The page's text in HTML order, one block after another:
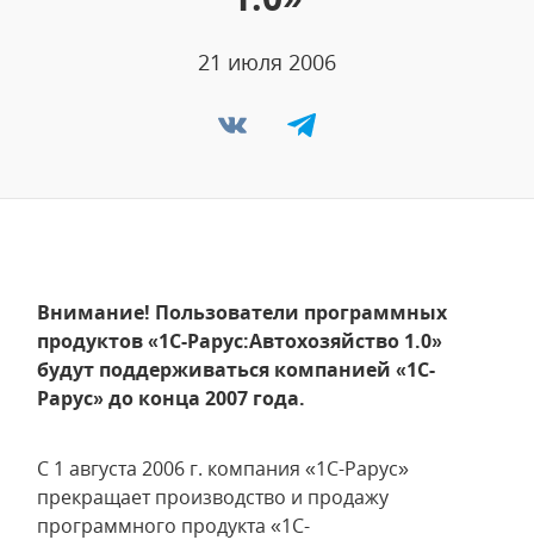
21 июля 2006
Внимание! Пользователи программных
продуктов «1С-Рарус:Автохозяйство 1.0»
будут поддерживаться компанией «1С-
Рарус» до конца 2007 года.
С 1 августа 2006 г. компания «1С-Рарус»
прекращает производство и продажу
программного продукта «1С-